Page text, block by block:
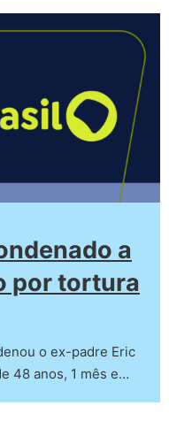
a
por tortura
o ex-padre Eric
48 anos, 1 mês e…